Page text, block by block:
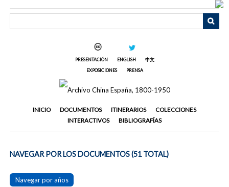
PRESENTACIÓN ENGLISH
中文
EXPOSICIONES
PRENSA
INICIO DOCUMENTOS ITINERARIOS
COLECCIONES
INTERACTIVOS
BIBLIOGRAFÍAS
NAVEGAR POR LOS DOCUMENTOS (51 TOTAL)
Navegar por años